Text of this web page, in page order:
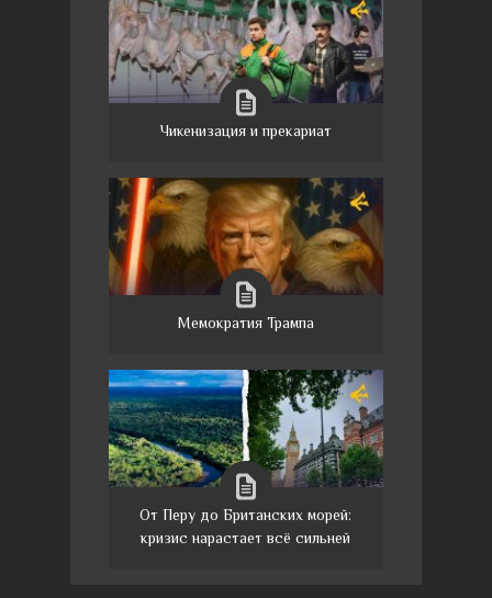
Чикенизация и прекариат
Мемократия Трампа
От Перу до Британских морей:
кризис нарастает всё сильней